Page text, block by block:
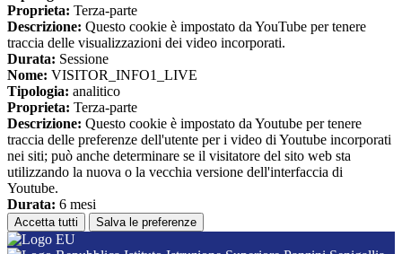
Proprieta: Terza-parte
Descrizione: Questo cookie è impostato da YouTube per tenere
traccia delle visualizzazioni dei video incorporati.
Durata: Sessione
Nome: VISITOR_INFO1_LIVE
Tipologia: analitico
Proprieta: Terza-parte
Descrizione: Questo cookie è impostato da Youtube per tenere
traccia delle preferenze dell'utente per i video di Youtube incorporati
nei siti; può anche determinare se il visitatore del sito web sta
utilizzando la nuova o la vecchia versione dell'interfaccia di
Youtube.
Durata: 6 mesi
Accetta tutti Salva le preferenze